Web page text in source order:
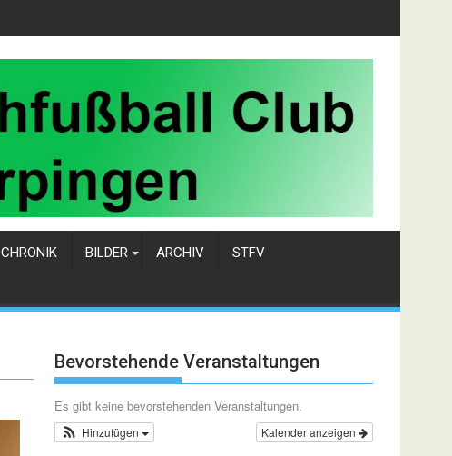
CHRONIK BILDER ARCHIV STFV
Bevorstehende Veranstaltungen
Es gibt keine bevorstehenden Veranstaltungen.
Kalender anzeigen
Hinzufügen